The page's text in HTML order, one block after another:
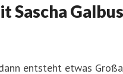
entsteht etwas